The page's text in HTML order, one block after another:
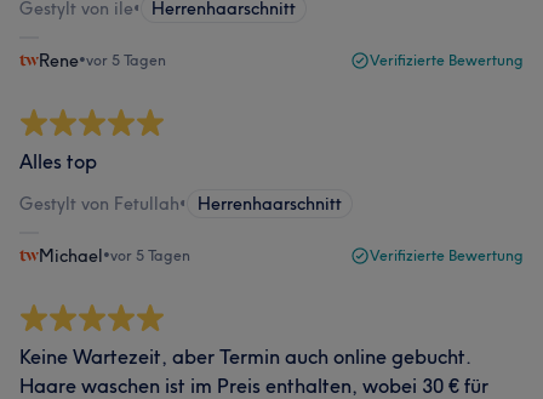
Gestylt von ile• Herrenhaarschnitt
Rene•vor 5 Tagen Verifizierte Bewertung
Alles top
Gestylt von Fetullah• Herrenhaarschnitt
Michael•vor 5 Tagen Verifizierte Bewertung
Keine Wartezeit, aber Termin auch online gebucht.
Haare waschen ist im Preis enthalten, wobei 30 € für